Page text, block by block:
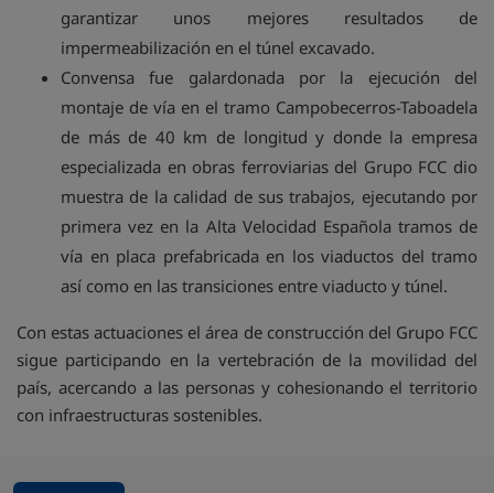
garantizar unos mejores resultados de
impermeabilización en el túnel excavado.
Convensa fue galardonada por la ejecución del
montaje de vía en el tramo Campobecerros-Taboadela
de más de 40 km de longitud y donde la empresa
especializada en obras ferroviarias del Grupo FCC dio
muestra de la calidad de sus trabajos, ejecutando por
primera vez en la Alta Velocidad Española tramos de
vía en placa prefabricada en los viaductos del tramo
así como en las transiciones entre viaducto y túnel.
Con estas actuaciones el área de construcción del Grupo FCC
sigue participando en la vertebración de la movilidad del
país, acercando a las personas y cohesionando el territorio
con infraestructuras sostenibles.